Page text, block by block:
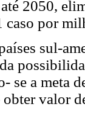
2050,
caso por
sul-
se a meta
obter valor